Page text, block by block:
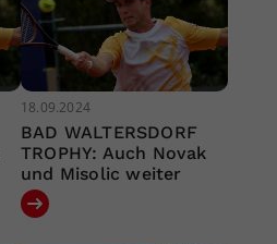
18.09.2024
BAD WALTERSDORF
TROPHY: Auch Novak
und Misolic weiter